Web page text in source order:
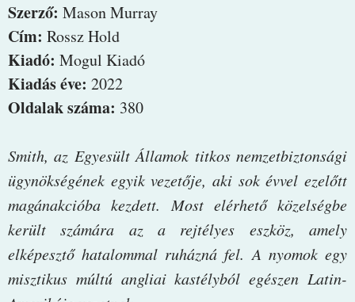
Szerző: Mason Murray
Cím: Rossz Hold
Kiadó: Mogul Kiadó
Kiadás éve: 2022
Oldalak száma: 380
Smith, ​az Egyesült Államok titkos nemzetbiztonsági
ügynökségének egyik vezetője, aki sok évvel ezelőtt
magánakcióba kezdett. Most elérhető közelségbe
került számára az a rejtélyes eszköz, amely
elképesztő hatalommal ruházná fel. A nyomok egy
misztikus múltú angliai kastélyból egészen Latin-